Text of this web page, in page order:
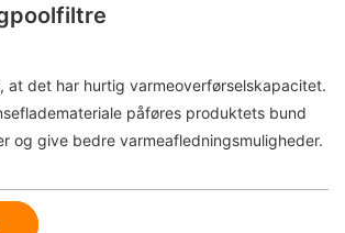
at det har hurtig varmeoverførselskapacitet.
påføres produktets bund
og give bedre varmeafledningsmuligheder.